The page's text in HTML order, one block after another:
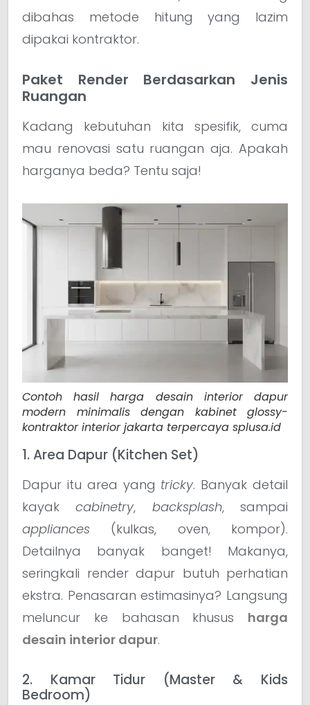
dibahas metode hitung yang lazim
dipakai kontraktor.
Paket Render Berdasarkan Jenis
Ruangan
Kadang kebutuhan kita spesifik, cuma
mau renovasi satu ruangan aja. Apakah
harganya beda? Tentu saja!
Contoh hasil harga desain interior dapur
modern minimalis dengan kabinet glossy-
kontraktor interior jakarta terpercaya splusa.id
1. Area Dapur (Kitchen Set)
Dapur itu area yang tricky. Banyak detail
kayakcabinetry, backsplash, sampai
appliances (kulkas, oven, kompor).
Detailnya banyak banget! Makanya,
seringkali render dapur butuh perhatian
ekstra. Penasaran estimasinya? Langsung
meluncur ke bahasan khusus harga
desain interior dapur.
2. Kamar Tidur (Master & Kids
Bedroom)